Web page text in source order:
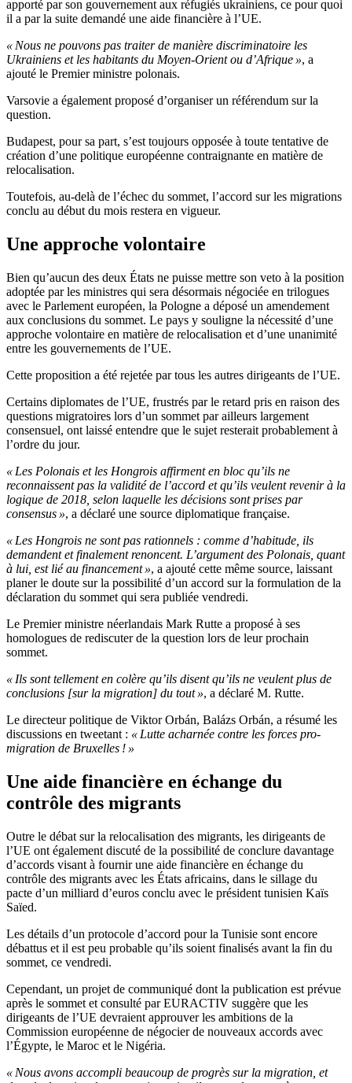
apporté par son gouvernement aux réfugiés ukrainiens, ce pour quoi
il a par la suite demandé une aide financière à l’UE.
« Nous ne pouvons pas traiter de manière discriminatoire les
Ukrainiens et les habitants du Moyen-Orient ou d’Afrique », a
ajouté le Premier ministre polonais.
Varsovie a également proposé d’organiser un référendum sur la
question.
Budapest, pour sa part, s’est toujours opposée à toute tentative de
création d’une politique européenne contraignante en matière de
relocalisation.
Toutefois, au-delà de l’échec du sommet, l’accord sur les migrations
conclu au début du mois restera en vigueur.
Une approche volontaire
Bien qu’aucun des deux États ne puisse mettre son veto à la position
adoptée par les ministres qui sera désormais négociée en trilogues
avec le Parlement européen, la Pologne a déposé un amendement
aux conclusions du sommet. Le pays y souligne la nécessité d’une
approche volontaire en matière de relocalisation et d’une unanimité
entre les gouvernements de l’UE.
Cette proposition a été rejetée par tous les autres dirigeants de l’UE.
Certains diplomates de l’UE, frustrés par le retard pris en raison des
questions migratoires lors d’un sommet par ailleurs largement
consensuel, ont laissé entendre que le sujet resterait probablement à
l’ordre du jour.
« Les Polonais et les Hongrois affirment en bloc qu’ils ne
reconnaissent pas la validité de l’accord et qu’ils veulent revenir à la
logique de 2018, selon laquelle les décisions sont prises par
consensus », a déclaré une source diplomatique française.
« Les Hongrois ne sont pas rationnels : comme d’habitude, ils
demandent et finalement renoncent. L’argument des Polonais, quant
à lui, est lié au financement », a ajouté cette même source, laissant
planer le doute sur la possibilité d’un accord sur la formulation de la
déclaration du sommet qui sera publiée vendredi.
Le Premier ministre néerlandais Mark Rutte a proposé à ses
homologues de rediscuter de la question lors de leur prochain
sommet.
« Ils sont tellement en colère qu’ils disent qu’ils ne veulent plus de
conclusions [sur la migration] du tout », a déclaré M. Rutte.
Le directeur politique de Viktor Orbán, Balázs Orbán, a résumé les
discussions en tweetant : « Lutte acharnée contre les forces pro-
migration de Bruxelles ! »
Une aide financière en échange du
contrôle des migrants
Outre le débat sur la relocalisation des migrants, les dirigeants de
l’UE ont également discuté de la possibilité de conclure davantage
d’accords visant à fournir une aide financière en échange du
contrôle des migrants avec les États africains, dans le sillage du
pacte d’un milliard d’euros conclu avec le président tunisien Kaïs
Saïed.
Les détails d’un protocole d’accord pour la Tunisie sont encore
débattus et il est peu probable qu’ils soient finalisés avant la fin du
sommet, ce vendredi.
Cependant, un projet de communiqué dont la publication est prévue
après le sommet et consulté par EURACTIV suggère que les
dirigeants de l’UE devraient approuver les ambitions de la
Commission européenne de négocier de nouveaux accords avec
l’Égypte, le Maroc et le Nigéria.
« Nous avons accompli beaucoup de progrès sur la migration, et